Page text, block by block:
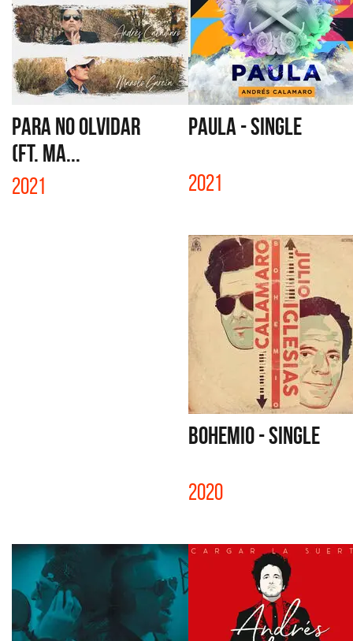
PARA NO OLVIDAR
(FT. MA...
2021
PAULA - SINGLE
2021
BOHEMIO - SINGLE
2020